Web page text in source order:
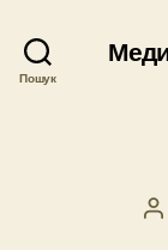
Пошук